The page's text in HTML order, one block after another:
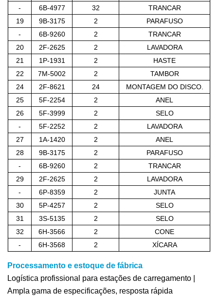
- 6B-4977 32
TRANCAR
19
9B-3175 2
PARAFUSO
-
6B-9260 2
TRANCAR
20
2F-2625 2
LAVADORA
21
1P-1931 2
HASTE
22
7M-5002 2
TAMBOR
24
2F-8621 24
MONTAGEM DO DISCO.
25
5F-2254 2
ANEL
26
5F-3999 2
SELO
-
5F-2252 2
LAVADORA
27
1A-1420 2
ANEL
28
9B-3175 2
PARAFUSO
-
6B-9260 2
TRANCAR
29
2F-2625 2
LAVADORA
-
6P-8359 2
JUNTA
30
5P-4257 2
SELO
31
3S-5135 2
SELO
32
6H-3566 2
CONE
-
6H-3568 2 XÍCARA
Processamento e estoque de fábrica
Logística profissional para estações de carregamento |
Ampla gama de especificações, resposta rápida